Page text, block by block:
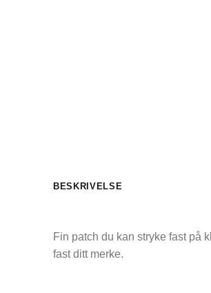
BESKRIVELSE
Fin patch du kan stryke fast på
fast ditt merke.